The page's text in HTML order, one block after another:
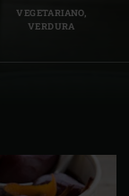
VEGETARIANO,
VERDURA